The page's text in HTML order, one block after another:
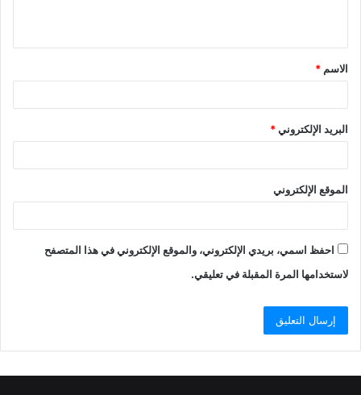
الاسم *
البريد الإلكتروني*
الموقع الإلكتروني
احفظ اسمي، بريدي الإلكتروني، والموقع الإلكتروني في هذا المتصفح
لاستخدامها المرة المقبلة في تعليقي.